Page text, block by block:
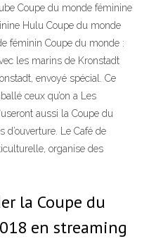
Coupe du monde féminine
Hulu Coupe du monde
féminin Coupe du monde :
les marins de Kronstadt
envoyé spécial. Ce
ceux qu’on a Les
aussi la Coupe du
Le Café de
organise des
la Coupe du
en streaming